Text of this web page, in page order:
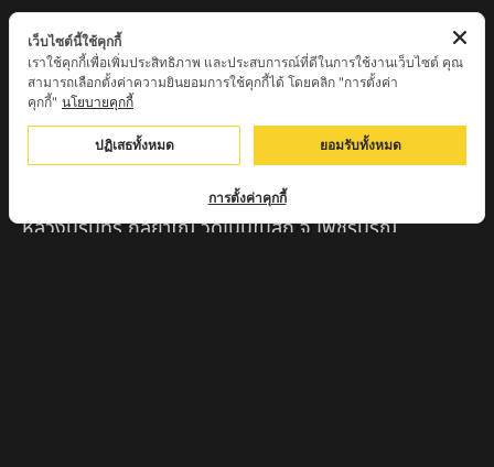
หลวงปู่หนู นรินโท วัดวังท่าดี จ.เพชรบูรณ์
ครูบาทอง วัดก้อท่า จ.ลำพูน
ครูบาตุ๊เจ้าปู่หว่าหลิ่ง วิระทะโย วัดเวฬุวัน อ.เชียงดาว
จ.เชียงใหม่
ครูบาศรี สุจิตโต บ้านสบก๋ง จ.ลำปาง
หลวงปู่รินทร์ กลฺยาโณ วัดเนินโบสถ์ จ.เพชรบูรณ์
เว็บไซต์นี้ใช้คุกกี้
เราใช้คุกกี้เพื่อเพิ่มประสิทธิภาพ และประสบการณ์ที่ดีในการใช้งานเว็บไซต์ คุณ
สามารถเลือกตั้งค่าความยินยอมการใช้คุกกี้ได้ โดยคลิก "การตั้งค่า
คุกกี้" นโยบายคุกกี้
ปฏิเสธทั้งหมด ยอมรับทั้งหมด
การตั้งค่าคุกกี้